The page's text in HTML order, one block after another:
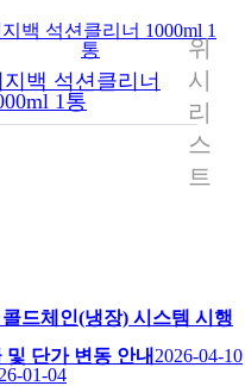
위
시
리
스
트
지백 석션클리너
1통
드체인(냉장) 시스템 시행
단가 변동 안내 2026-04-10
01-04